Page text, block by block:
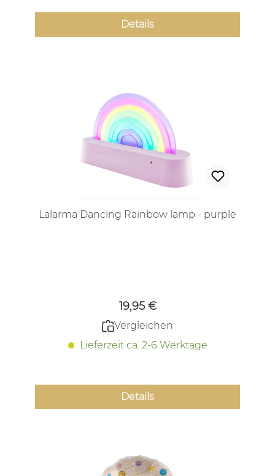
Details
Lalarma Dancing Rainbow lamp - purple
19,95 €
Vergleichen
Lieferzeit ca. 2-6 Werktage
Details